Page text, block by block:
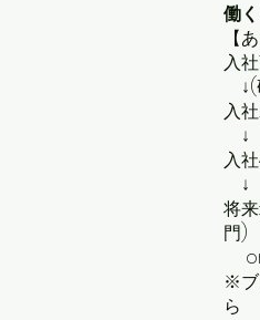
働
【
入
↓(
入
↓
入
↓
将
門)
or
※ブ
ら